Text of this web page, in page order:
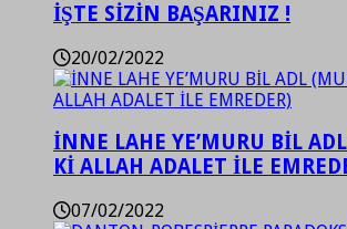
İŞTE SİZİN BAŞARINIZ !
20/02/2022
İNNE LAHE YE’MURU BİL
Kİ ALLAH ADALET İLE
07/02/2022